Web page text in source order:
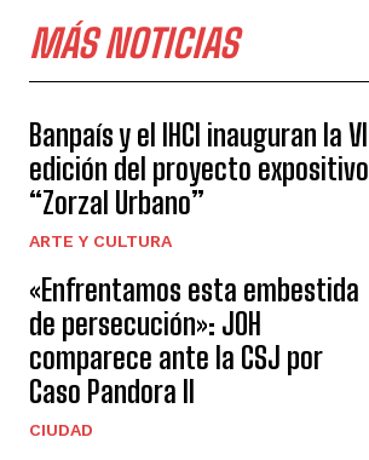
MÁS NOTICIAS
Banpaís y el IHCI inauguran la VI
edición del proyecto expositivo
“Zorzal Urbano”
ARTE Y CULTURA
«Enfrentamos esta embestida
de persecución»: JOH
comparece ante la CSJ por
Caso Pandora II
CIUDAD